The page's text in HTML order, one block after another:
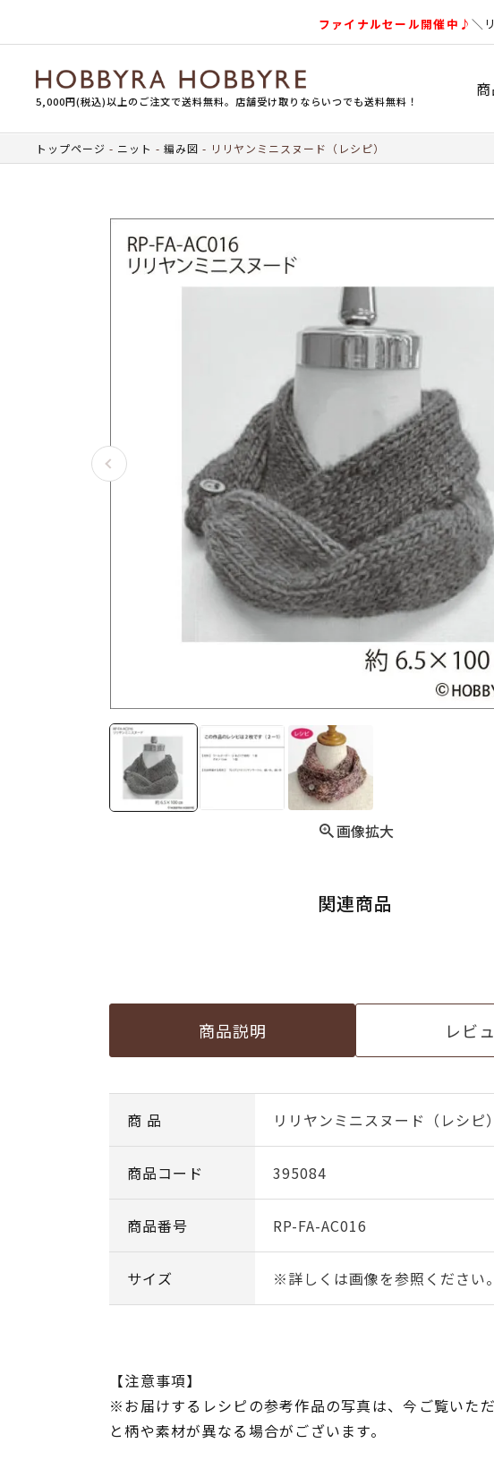
ファイナルセール開催中♪＼
5,000円(税込)以上のご注文で送料無料。店舗受け取りならいつでも送料無料！
トップページ ニット 編み図 リリヤンミニスヌード（レシピ）
画像拡大
関連商品
商品説明 レビ
商 品 リリヤンミニスヌード（レシピ）
商品コード 395084
商品番号 RP-FA-AC016
サイズ ※詳しくは画像を参照ください。
【注意事項】
※お届けするレシピの参考作品の写真は、今ご覧いた
と柄や素材が異なる場合がございます。